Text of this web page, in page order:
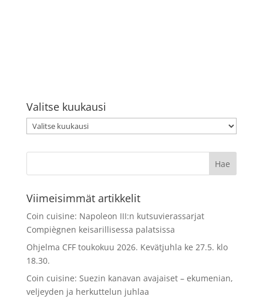
Valitse kuukausi
Valitse
kuukausi
Viimeisimmät artikkelit
Coin cuisine: Napoleon III:n kutsuvierassarjat
Compiègnen keisarillisessa palatsissa
Ohjelma CFF toukokuu 2026. Kevätjuhla ke 27.5. klo
18.30.
Coin cuisine: Suezin kanavan avajaiset – ekumenian,
veljeyden ja herkuttelun juhlaa